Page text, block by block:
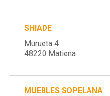
SHIADE
Murueta 4
48220 Matiena
MUEBLES SOPELANA